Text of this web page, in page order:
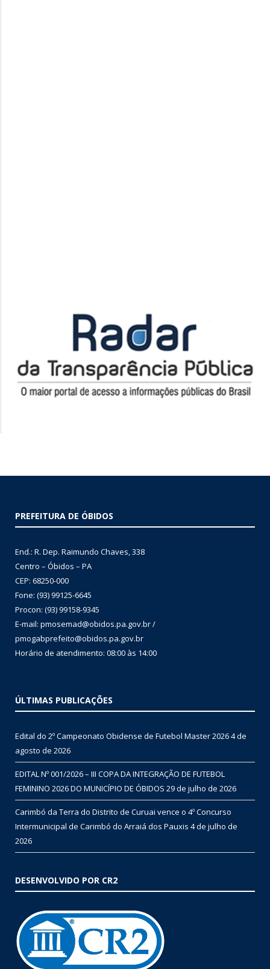
PREFEITURA DE ÓBIDOS
End.: R. Dep. Raimundo Chaves, 338
Centro – Óbidos – PA
CEP: 68250-000
Fone: (93) 99125-6645
Procon: (93) 99158-9345
E-mail: pmosemad@obidos.pa.gov.br /
pmogabprefeito@obidos.pa.gov.br
Horário de atendimento: 08:00 às 14:00
ÚLTIMAS PUBLICAÇÕES
Edital do 2º Campeonato Obidense de Futebol Master 20264 de
agosto de 2026
EDITAL Nº 001/2026 – III COPA DA INTEGRAÇÃO DE FUTEBOL
FEMININO 2026 DO MUNICÍPIO DE ÓBIDOS 29 de julho de 2026
Carimbó da Terra do Distrito de Curuai vence o 4º Concurso
Intermunicipal de Carimbó do Arraiá dos Pauxis 4 de julho de
2026
DESENVOLVIDO POR CR2